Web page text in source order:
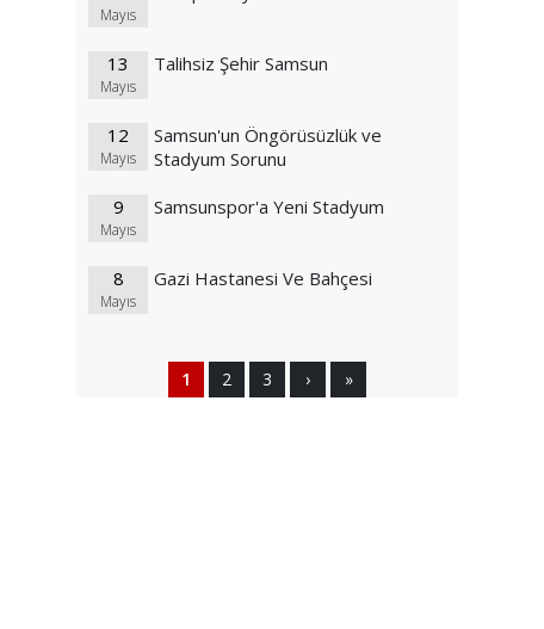
Mayıs
13
Mayıs
Talihsiz Şehir Samsun
12
Mayıs
Samsun'un Öngörüsüzlük ve
Stadyum Sorunu
9
Mayıs
Samsunspor'a Yeni Stadyum
8
Mayıs
Gazi Hastanesi Ve Bahçesi
1 2 3 › »